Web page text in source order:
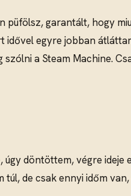
püfölsz, garantált, hogy
idővel egyre jobban
a Steam Machine.
döntöttem, végre ideje
túl, de csak ennyi időm